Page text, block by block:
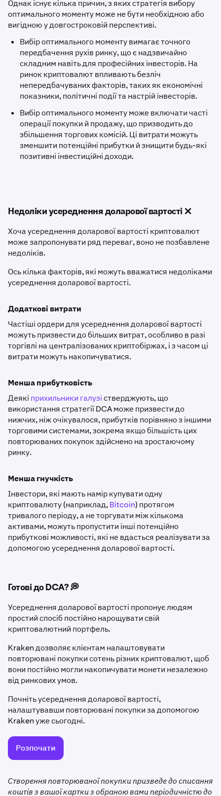
Однак існує кілька причин, з яких стратегія вибору
оптимального моменту може не бути необхідною або
вигідною у довгостроковій перспективі.
Вибір оптимального моменту вимагає точного
передбачення рухів ринку, що є надзвичайно
складним навіть для професійних інвесторів. На
ринок криптовалют впливають безліч
непередбачуваних факторів, таких як економічні
показники, політичні події та настрій інвесторів.
Вибір оптимального моменту може включати часті
операції покупки й продажу, що призводить до
збільшення торгових комісій. Ці витрати можуть
зменшити потенційні прибутки й знищити будь-які
позитивні інвестиційні доходи.
Недоліки усереднення доларової вартості ❌
Хоча усереднення доларової вартості криптовалют
може запропонувати ряд переваг, воно не позбавлене
недоліків.
Ось кілька факторів, які можуть вважатися недоліками
усереднення доларової вартості.
Додаткові витрати
Частіші ордери для усереднення доларової вартості
можуть призвести до більших витрат, особливо в разі
торгівлі на централізованих криптобіржах, і з часом ці
витрати можуть накопичуватися.
Менша прибутковість
Деякі прихильники галузістверджують, що
використання стратегії DCA може призвести до
нижчих, ніж очікувалося, прибутків порівняно з іншими
торговими системами, зокрема якщо більшість цих
повторюваних покупок здійснено на зростаючому
ринку.
Менша гнучкість
Інвестори, які мають намір купувати одну
криптовалюту (наприклад,Bitcoin) протягом
тривалого періоду, а не торгувати між кількома
активами, можуть пропустити інші потенційно
прибуткові можливості, які не вдасться реалізувати за
допомогою усереднення доларової вартості.
Готові до DCA? 💭
Усереднення доларової вартості пропонує людям
простий спосіб постійно нарощувати свій
криптовалютний портфель.
Kraken дозволяє клієнтам налаштовувати
повторювані покупки сотень різних криптовалют, щоб
вони постійно могли накопичувати монети незалежно
від ринкових умов.
Почніть усереднення доларової вартості,
налаштувавши повторювані покупки за допомогою
Kraken уже сьогодні.
Розпочати
Створення повторюваної покупки призведе до списання
коштів з вашої картки з обраною вами періодичністю до